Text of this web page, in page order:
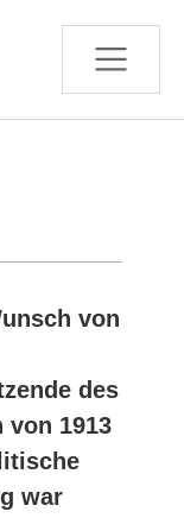
von
des
von 1913
war